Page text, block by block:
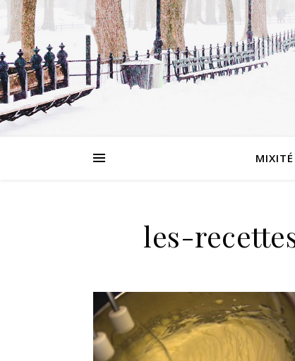
MIXITÉ
les-